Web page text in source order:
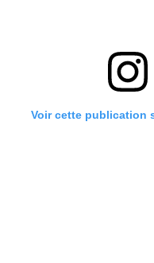
Voir cette publication